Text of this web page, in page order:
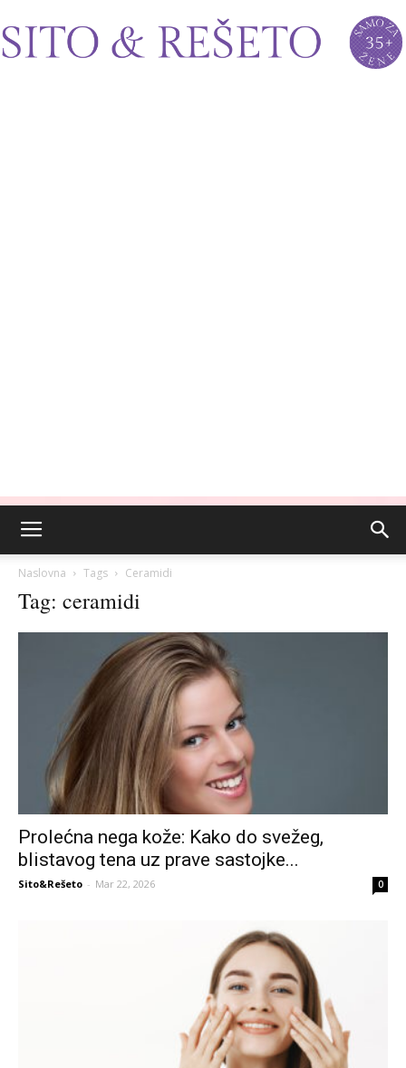
Naslovna Tags Ceramidi
Tag: ceramidi
Prolećna nega kože: Kako do svežeg,
blistavog tena uz prave sastojke...
Sito&Rešeto - Mar 22, 2026 0